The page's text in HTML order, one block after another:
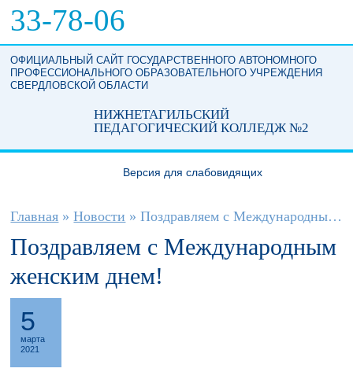
33-78-06
ОФИЦИАЛЬНЫЙ САЙТ ГОСУДАРСТВЕННОГО АВТОНОМНОГО
ПРОФЕССИОНАЛЬНОГО ОБРАЗОВАТЕЛЬНОГО УЧРЕЖДЕНИЯ
СВЕРДЛОВСКОЙ ОБЛАСТИ
НИЖНЕТАГИЛЬСКИЙ
ПЕДАГОГИЧЕСКИЙ КОЛЛЕДЖ №2
Версия для слабовидящих
Вы здесь
Главная » Новости » Поздравляем с Международным женским днем!
Поздравляем с Международным
женским днем!
5
марта
2021